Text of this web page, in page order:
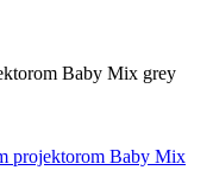
Baby Mix grey
projektorom Baby Mix